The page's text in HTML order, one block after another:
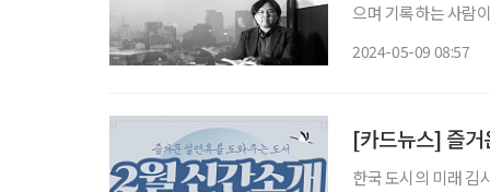
으며 기록하는 사람이 있다.
2024-05-09 08:57
[카드뉴스] 즐거
한국 도시의 미래 김